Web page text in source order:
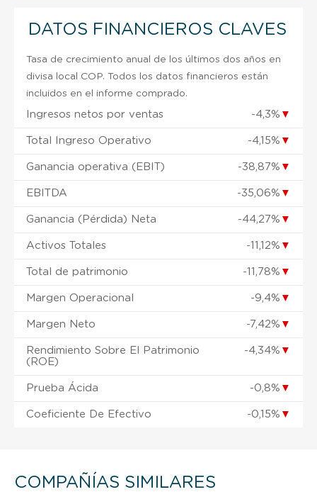
DATOS FINANCIEROS CLAVES
Tasa de crecimiento anual de los últimos dos años en
divisa local COP. Todos los datos financieros están
incluidos en el informe comprado.
Ingresos netos por ventas -4,3% ▼
Total Ingreso Operativo -4,15% ▼
Ganancia operativa (EBIT) -38,87% ▼
EBITDA -35,06% ▼
Ganancia (Pérdida) Neta -44,27% ▼
Activos Totales -11,12% ▼
Total de patrimonio -11,78% ▼
Margen Operacional -9,4% ▼
Margen Neto -7,42% ▼
Rendimiento Sobre El Patrimonio
(ROE)
-4,34% ▼
Prueba Ácida -0,8% ▼
Coeficiente De Efectivo -0,15% ▼
COMPAÑÍAS SIMILARES